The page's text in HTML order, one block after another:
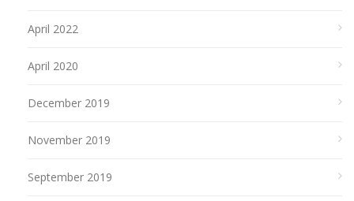
April 2022
April 2020
December 2019
November 2019
September 2019